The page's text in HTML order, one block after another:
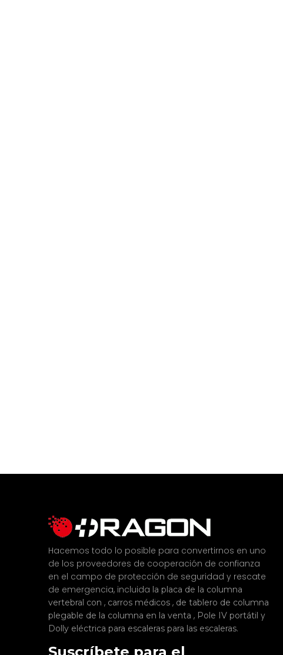
Hacemos todo lo posible para convertirnos en uno
de los proveedores de cooperación de confianza
en el campo de protección de seguridad y rescate
de emergencia, incluida la placa de la columna
vertebral con , carros médicos , de tablero de columna
plegable de la columna en la venta , Pole IV portátil y
Dolly eléctrica para escaleras para las escaleras.